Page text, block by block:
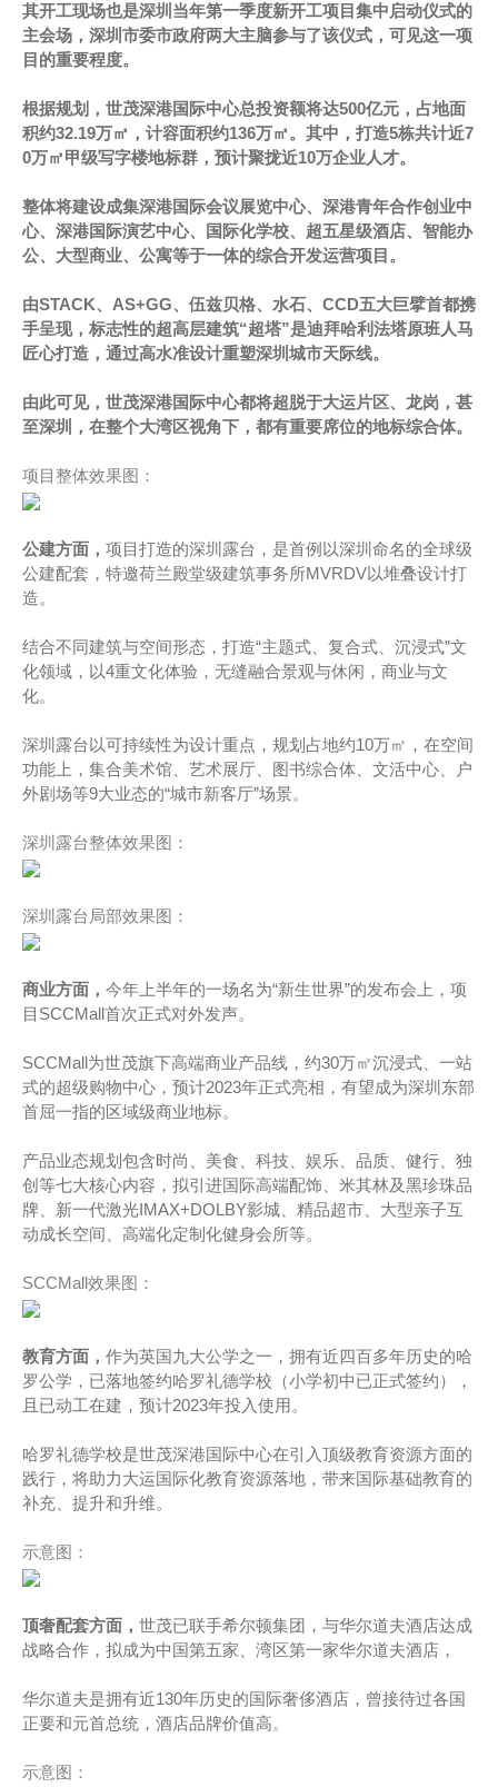
其开工现场也是深圳当年第一季度新开工项目集中启动仪式的
主会场，深圳市委市政府两大主脑参与了该仪式，可见这一项
目的重要程度。
根据规划，世茂深港国际中心总投资额将达500亿元，占地面
积约32.19万㎡，计容面积约136万㎡。其中，打造5栋共计近7
0万㎡甲级写字楼地标群，预计聚拢近10万企业人才。
整体将建设成集深港国际会议展览中心、深港青年合作创业中
心、深港国际演艺中心、国际化学校、超五星级酒店、智能办
公、大型商业、公寓等于一体的综合开发运营项目。
由STACK、AS+GG、伍兹贝格、水石、CCD五大巨擘首都携
手呈现，标志性的超高层建筑“超塔”是迪拜哈利法塔原班人马
匠心打造，通过高水准设计重塑深圳城市天际线。
由此可见，世茂深港国际中心都将超脱于大运片区、龙岗，甚
至深圳，在整个大湾区视角下，都有重要席位的地标综合体。
项目整体效果图：
公建方面， 项目打造的深圳露台，是首例以深圳命名的全球级
公建配套，特邀荷兰殿堂级建筑事务所MVRDV以堆叠设计打
造。
结合不同建筑与空间形态，打造“主题式、复合式、沉浸式”文
化领域，以4重文化体验，无缝融合景观与休闲，商业与文
化。
深圳露台以可持续性为设计重点，规划占地约10万㎡，在空间
功能上，集合美术馆、艺术展厅、图书综合体、文活中心、户
外剧场等9大业态的“城市新客厅”场景。
深圳露台整体效果图：
深圳露台局部效果图：
商业方面， 今年上半年的一场名为“新生世界”的发布会上，项
目SCCMall首次正式对外发声。
SCCMall为世茂旗下高端商业产品线，约30万㎡沉浸式、一站
式的超级购物中心，预计2023年正式亮相，有望成为深圳东部
首屈一指的区域级商业地标。
产品业态规划包含时尚、美食、科技、娱乐、品质、健行、独
创等七大核心内容，拟引进国际高端配饰、米其林及黑珍珠品
牌、新一代激光IMAX+DOLBY影城、精品超市、大型亲子互
动成长空间、高端化定制化健身会所等。
SCCMall效果图：
教育方面， 作为英国九大公学之一，拥有近四百多年历史的哈
罗公学，已落地签约哈罗礼德学校（小学初中已正式签约），
且已动工在建，预计2023年投入使用。
哈罗礼德学校是世茂深港国际中心在引入顶级教育资源方面的
践行，将助力大运国际化教育资源落地，带来国际基础教育的
补充、提升和升维。
示意图：
顶奢配套方面， 世茂已联手希尔顿集团，与华尔道夫酒店达成
战略合作，拟成为中国第五家、湾区第一家华尔道夫酒店，
华尔道夫是拥有近130年历史的国际奢侈酒店，曾接待过各国
正要和元首总统，酒店品牌价值高。
示意图：